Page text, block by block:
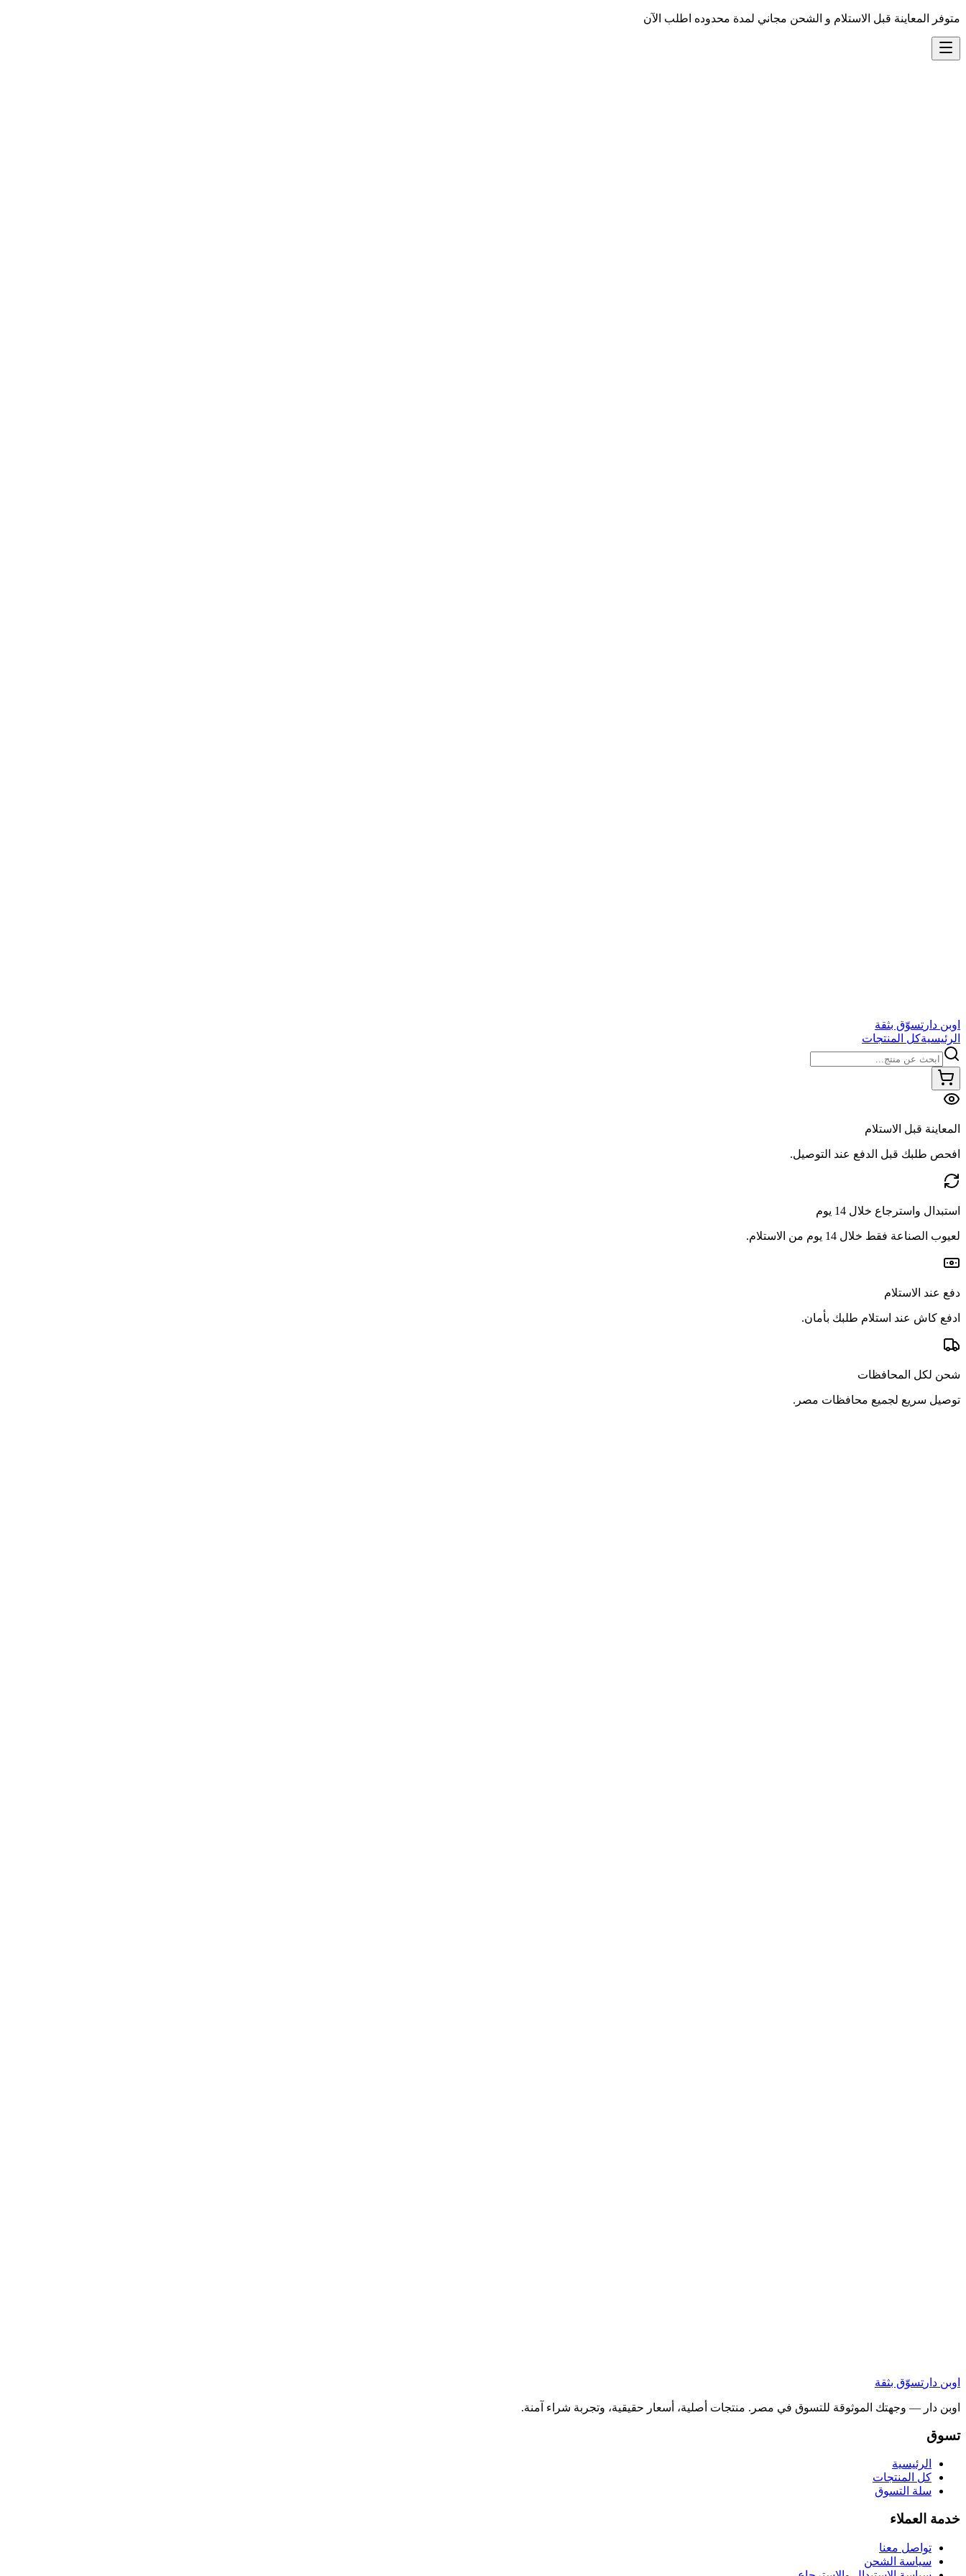
متوفر المعاينة قبل الاستلام و الشحن مجاني لمدة محدوده اطلب الآن
اوبن دار تسوّق بثقة
الرئيسيةكل المنتجات
المعاينة قبل الاستلام
افحص طلبك قبل الدفع عند التوصيل.
استبدال واسترجاع خلال 14 يوم
لعيوب الصناعة فقط خلال 14 يوم من الاستلام.
دفع عند الاستلام
ادفع كاش عند استلام طلبك بأمان.
شحن لكل المحافظات
توصيل سريع لجميع محافظات مصر.
اوبن دار تسوّق بثقة
اوبن دار — وجهتك الموثوقة للتسوق في مصر. منتجات أصلية، أسعار حقيقية، وتجربة شراء آمنة.
تسوق
الرئيسية
كل المنتجات
سلة التسوق
خدمة العملاء
تواصل معنا
سياسة الشحن